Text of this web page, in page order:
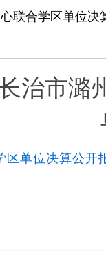
联合学区单位决
治市潞
区单位决算公开